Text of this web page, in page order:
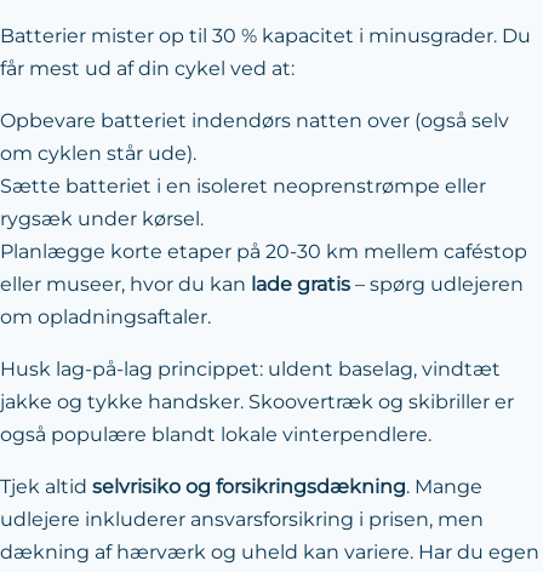
Batterier mister op til 30 % kapacitet i minusgrader. Du
får mest ud af din cykel ved at:
Opbevare batteriet indendørs natten over (også selv
om cyklen står ude).
Sætte batteriet i en isoleret neoprenstrømpe eller
rygsæk under kørsel.
Planlægge korte etaper på 20-30 km mellem caféstop
eller museer, hvor du kan lade gratis – spørg udlejeren
om opladningsaftaler.
Husk lag-på-lag princippet: uldent baselag, vindtæt
jakke og tykke handsker. Skoovertræk og skibriller er
også populære blandt lokale vinterpendlere.
Tjek altid selvrisiko og forsikringsdækning. Mange
udlejere inkluderer ansvarsforsikring i prisen, men
dækning af hærværk og uheld kan variere. Har du egen